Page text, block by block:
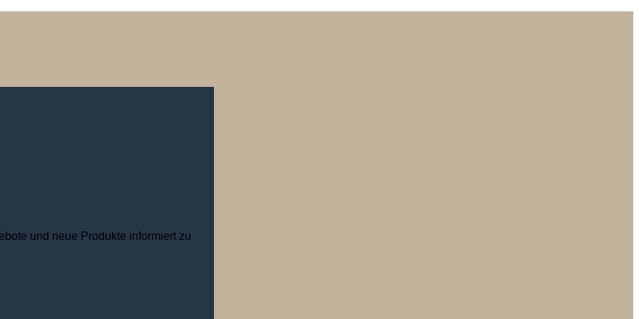
und neue Produkte informiert zu